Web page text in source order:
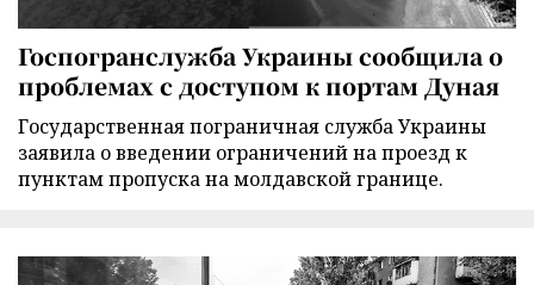
Госпогранслужба Украины сообщила о
проблемах с доступом к портам Дуная
Государственная пограничная служба Украины
заявила о введении ограничений на проезд к
пунктам пропуска на молдавской границе.